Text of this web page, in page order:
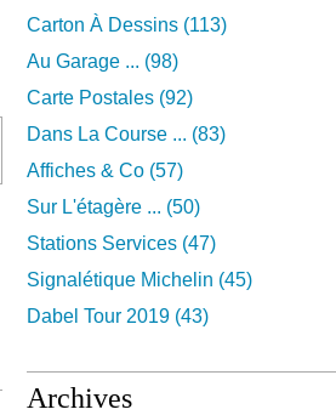
Carton À Dessins (113)
Au Garage ... (98)
Carte Postales (92)
Dans La Course ... (83)
Affiches & Co (57)
Sur L'étagère ... (50)
Stations Services (47)
Signalétique Michelin (45)
Dabel Tour 2019 (43)
Archives